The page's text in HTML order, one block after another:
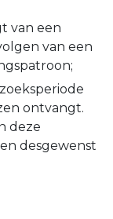
van een
van een
ontvangt.
deze
desgewenst